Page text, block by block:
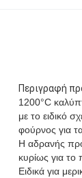
Περιγραφή
1200°C
με το ειδικό
φούρνος για
Η αδρανής
κυρίως για το
Ειδικά για